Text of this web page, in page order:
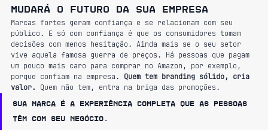
mudará o futuro da sua empresa
Marcas fortes geram confiança e se relacionam com seu
público. E só com confiança é que os consumidores tomam
decisões com menos hesitação. Ainda mais se o seu setor
vive aquela famosa guerra de preços. Há pessoas que pagam
um pouco mais caro para comprar no Amazon, por exemplo,
porque confiam na empresa. Quem tem branding sólido, cria
valor.
Quem não tem, entra na briga das promoções.
Sua marca é a experiência completa que as pessoas
têm com seu negócio.